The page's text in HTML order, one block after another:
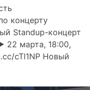
концерту
Standup-концерт
22 марта, 18:00,
cTl1NP Новый